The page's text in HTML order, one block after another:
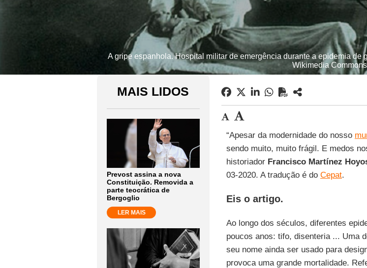
A gripe espanhola. Hospital militar de emergência durante a epidemia
Wikimedia
MAIS LIDOS
Prevost assina a nova
Constituição. Removida a
parte teocrática de
Bergoglio
LER MAIS
“Apesar da modernidade do nosso
sendo muito, muito frágil. E medos
historiador Francisco Martínez
03-2020. A tradução é do Cepat.
Eis o artigo.
Ao longo dos séculos, diferentes
poucos anos: tifo, disenteria ... Uma
seu nome ainda ser usado para
provoca uma grande mortalidade.